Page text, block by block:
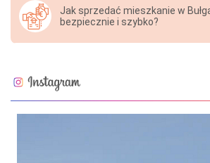
Jak sprzedać mieszkanie w
bezpiecznie i szybko?